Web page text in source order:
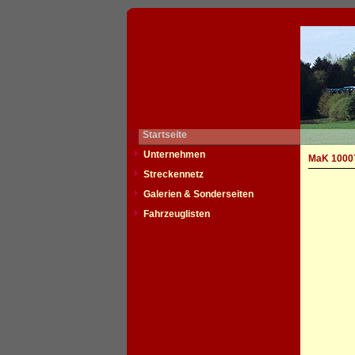
Startseite
Unternehmen
Streckennetz
Galerien & Sonderseiten
Fahrzeuglisten
MaK